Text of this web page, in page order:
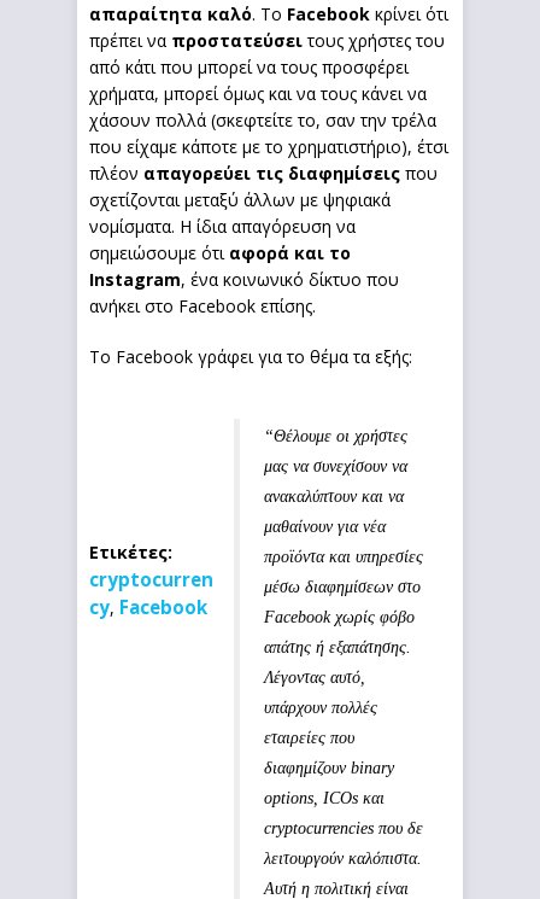
απαραίτητα καλό. Το Facebook κρίνει ότι
πρέπει να προστατεύσειτους χρήστες του
από κάτι που μπορεί να τους προσφέρει
χρήματα, μπορεί όμως και να τους κάνει να
χάσουν πολλά (σκεφτείτε το, σαν την τρέλα
που είχαμε κάποτε με το χρηματιστήριο), έτσι
πλέον απαγορεύει τις διαφημίσεις που
σχετίζονται μεταξύ άλλων με ψηφιακά
νομίσματα. Η ίδια απαγόρευση να
σημειώσουμε ότι αφορά και το
Instagram, ένα κοινωνικό δίκτυο που
ανήκει στο Facebook επίσης.
To Facebook γράφει για το θέμα τα εξής:
“Θέλουμε οι χρήστες
μας να συνεχίσουν να
ανακαλύπτουν και να
μαθαίνουν για νέα
προϊόντα και υπηρεσίες
μέσω διαφημίσεων στο
Facebook χωρίς φόβο
απάτης ή εξαπάτησης.
Λέγοντας αυτό,
υπάρχουν πολλές
εταιρείες που
διαφημίζουν binary
options, ICOs και
cryptocurrencies που δε
λειτουργούν καλόπιστα.
Αυτή η πολιτική είναι
Ετικέτες:
cryptocurren
cy, Facebook